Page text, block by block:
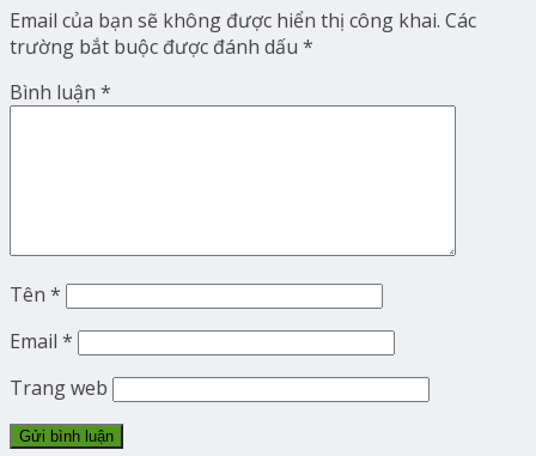
Email của bạn sẽ không được hiển thị công khai. Các
trường bắt buộc được đánh dấu *
Bình luận *
Tên *
Email *
Trang web